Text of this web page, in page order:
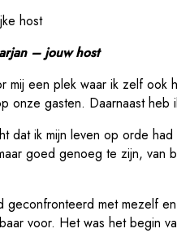
host
– jouw host
mij een plek waar ik zelf ook
onze gasten. Daarnaast heb
dat ik mijn leven op orde
goed genoeg te zijn, van
geconfronteerd met mezelf
voor. Het was het begin